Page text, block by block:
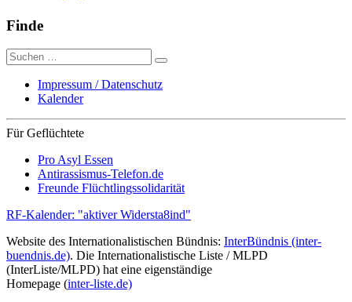
Finde
Suche
nach:
Impressum / Datenschutz
Kalender
Für Geflüchtete
Pro Asyl Essen
Antirassismus-Telefon.de
Freunde Flüchtlingssolidarität
RF-Kalender: "aktiver Widersta8ind"
Website des Internationalistischen Bündnis: InterBündnis (inter-
buendnis.de). Die Internationalistische Liste / MLPD
(InterListe/MLPD) hat eine eigenständige
Homepage (inter-liste.de)